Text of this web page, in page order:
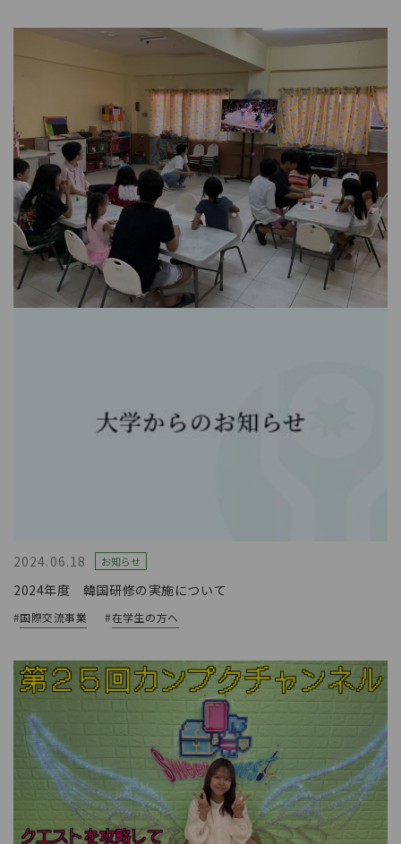
2024.06.18 お知らせ
2024年度 韓国研修の実施について
#国際交流事業 #在学生の方へ